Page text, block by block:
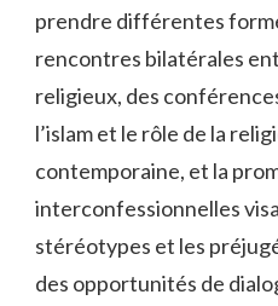
prendre différentes
rencontres⁢ bilatérales
religieux, des
l’islam‍ et le rôle ​de la
contemporaine,​ et la‍
interconfessionnelles
stéréotypes et les
des ‌opportunités de